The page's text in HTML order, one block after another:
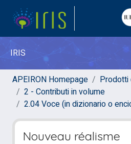
IRIS
APEIRON Homepage
Prodotti
2 - Contributi in volume
2.04 Voce (in dizionario o
Nouveau réalisme